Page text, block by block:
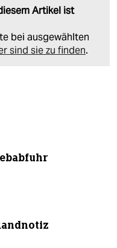
Artikel ist
bei ausgewählten
sind sie zu finden.